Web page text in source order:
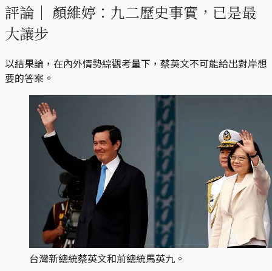
評論｜ 顏維婷：九二歷史事實，已是最
大讓步
以結果論，在內外情勢綜觀考量下，蔡英文不可能給出對岸想
要的答案。
台灣新總統蔡英文和前總統馬英九。